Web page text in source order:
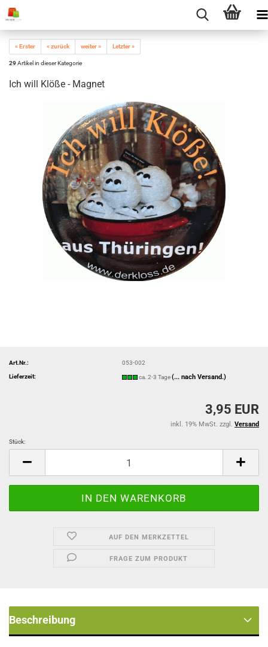
« Erster « zurück weiter » Letzter »
29Artikel in dieser Kategorie
Ich will Klöße - Magnet
Art.Nr.: 053-002
Lieferzeit: ca. 2-3 Tage(... nach Versand.)
3,95 EUR
inkl. 19% MwSt. zzgl. Versand
Stück:
AUF DEN MERKZETTEL
FRAGE ZUM PRODUKT
Beschreibung